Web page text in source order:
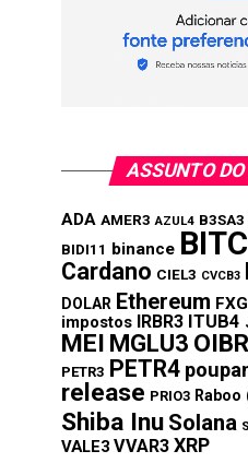
ASSUNTO
ADA AMER3 AZUL4 B3SA3
BIDI11 binance
Cardano CIEL3 CVCB3
DOLAR Ethereum
impostos IRBR3 ITUB4
MEI MGLU3
PETR3 PETR4
release PRIO3 Raboo
Shiba Inu Solana
VALE3 VVAR3 XRP